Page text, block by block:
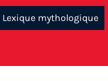
Lexique mythologique